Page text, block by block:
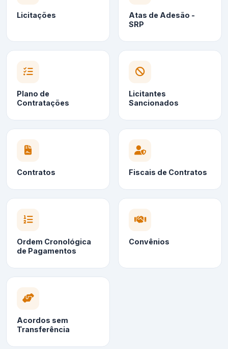
Licitações
Atas de Adesão -
SRP
Plano de
Contratações
Licitantes
Sancionados
Contratos Fiscais de Contratos
Ordem Cronológica
de Pagamentos
Convênios
Acordos sem
Transferência